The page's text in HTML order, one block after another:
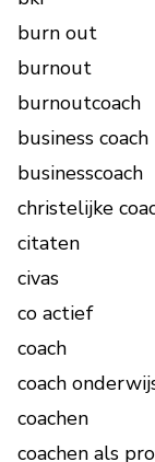
burn out
burnout
burnoutcoach
business coach
businesscoach
christelijke
citaten
civas
co actief
coach
coach
coachen
coachen als